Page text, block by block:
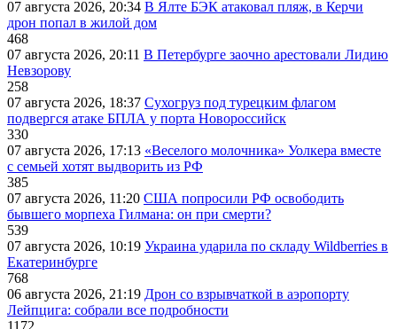
07 августа 2026, 20:34 В Ялте БЭК атаковал пляж, в Керчи
дрон попал в жилой дом
468
07 августа 2026, 20:11 В Петербурге заочно арестовали Лидию
Невзорову
258
07 августа 2026, 18:37 Сухогруз под турецким флагом
подвергся атаке БПЛА у порта Новороссийск
330
07 августа 2026, 17:13 «Веселого молочника» Уолкера вместе
с семьей хотят выдворить из РФ
385
07 августа 2026, 11:20 США попросили РФ освободить
бывшего морпеха Гилмана: он при смерти?
539
07 августа 2026, 10:19 Украина ударила по складу Wildberries в
Екатеринбурге
768
06 августа 2026, 21:19 Дрон со взрывчаткой в аэропорту
Лейпцига: собрали все подробности
1172